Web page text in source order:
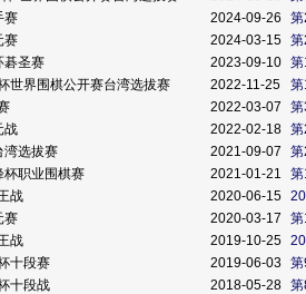
赛 2024-09-26
赛 2024-03-15
碁圣赛 2023-09-10
世界围棋公开赛台湾选拔赛 2022-11-25
2022-03-07
战 2022-02-18
湾选拔赛 2021-09-07
杯职业围棋赛 2021-01-21
战 2020-06-15
赛 2020-03-17
战 2019-10-25
十段赛 2019-06-03
十段战 2018-05-28